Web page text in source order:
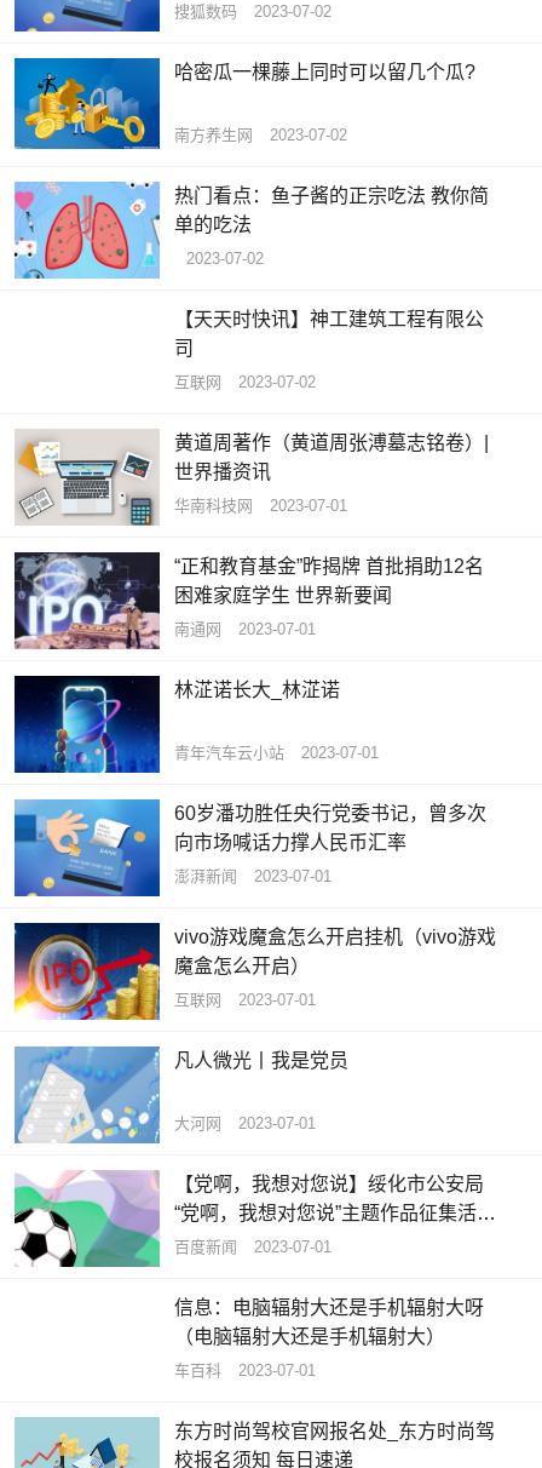
搜狐数码 2023-07-02
哈密瓜一棵藤上同时可以留几个瓜?
南方养生网 2023-07-02
热门看点：鱼子酱的正宗吃法 教你简
单的吃法
2023-07-02
【天天时快讯】神工建筑工程有限公
司
互联网 2023-07-02
黄道周著作（黄道周张溥墓志铭卷）|
世界播资讯
华南科技网 2023-07-01
“正和教育基金”昨揭牌 首批捐助12名
困难家庭学生 世界新要闻
南通网 2023-07-01
林淽诺长大_林淽诺
青年汽车云小站 2023-07-01
60岁潘功胜任央行党委书记，曾多次
向市场喊话力撑人民币汇率
澎湃新闻 2023-07-01
vivo游戏魔盒怎么开启挂机（vivo游戏
魔盒怎么开启）
互联网 2023-07-01
凡人微光丨我是党员
大河网 2023-07-01
【党啊，我想对您说】绥化市公安局
“党啊，我想对您说”主题作品征集活动
获奖名单揭晓-今日视点
百度新闻 2023-07-01
信息：电脑辐射大还是手机辐射大呀
（电脑辐射大还是手机辐射大）
车百科 2023-07-01
东方时尚驾校官网报名处_东方时尚驾
校报名须知 每日速递